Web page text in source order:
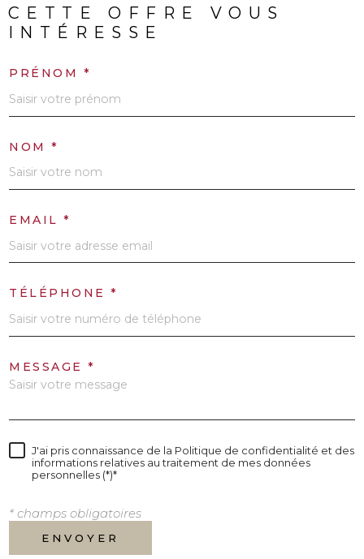
CETTE OFFRE
VOUS
INTÉRESSE
PRÉNOM *
NOM *
EMAIL *
TÉLÉPHONE *
MESSAGE *
J'ai pris connaissance de la Politique de confidentialité et des
informations relatives au traitement de mes données
personnelles (*)*
* champs obligatoires
ENVOYER